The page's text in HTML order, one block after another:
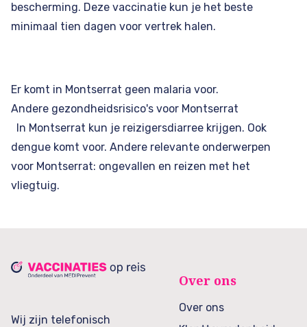
bescherming. Deze vaccinatie kun je het beste
minimaal tien dagen voor vertrek halen.
Er komt in Montserrat geen malaria voor.
Andere gezondheidsrisico's voor Montserrat
In Montserrat kun je reizigersdiarree krijgen. Ook
dengue komt voor. Andere relevante onderwerpen
voor Montserrat: ongevallen en reizen met het
vliegtuig.
Wij zijn telefonisch
Over ons
Over ons